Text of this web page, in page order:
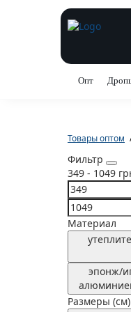
Опт
Товары оптом
Фильтр
349 - 1049
Материал
эпонж/
Размеры (см)